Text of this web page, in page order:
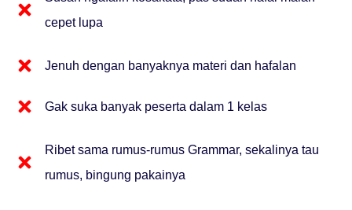
cepet lupa
Jenuh dengan banyaknya materi dan hafalan
Gak suka banyak peserta dalam 1 kelas
Ribet sama rumus-rumus Grammar, sekalinya tau
rumus, bingung pakainya